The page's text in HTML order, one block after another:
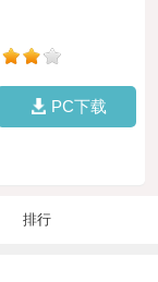
PC下载
排行